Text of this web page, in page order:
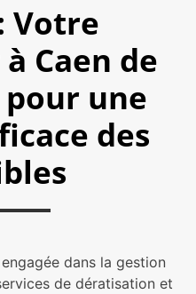
Votre
Caen de
une
des
dans la gestion
de dératisation et